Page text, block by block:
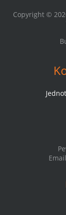
Copyright ©